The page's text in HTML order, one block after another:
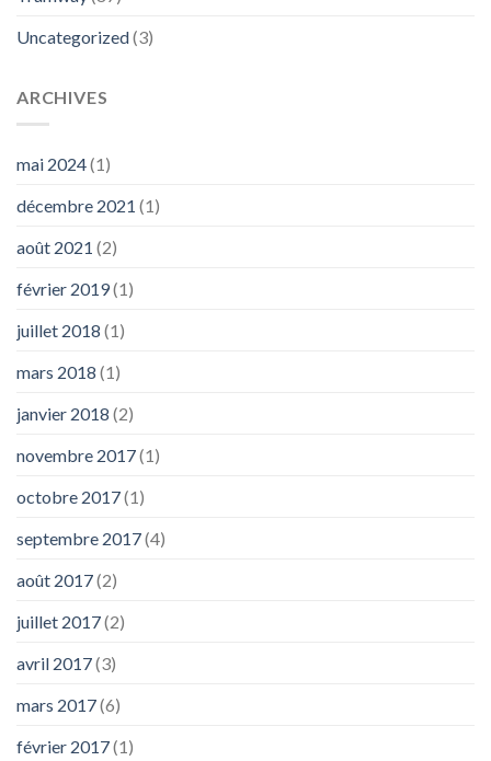
Uncategorized(3)
ARCHIVES
mai 2024(1)
décembre 2021 (1)
août 2021 (2)
février 2019(1)
juillet 2018 (1)
mars 2018 (1)
janvier 2018 (2)
novembre 2017(1)
octobre 2017(1)
septembre 2017(4)
août 2017(2)
juillet 2017(2)
avril 2017(3)
mars 2017(6)
février 2017(1)